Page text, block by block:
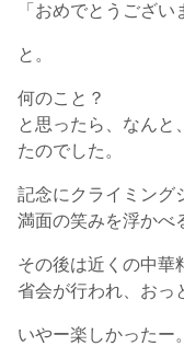
「おめでとうござい
と。
何のこと？
と思ったら、なんと
たのでした。
記念にクライミング
満面の笑みを浮かべ
その後は近くの中華
省会が行われ、おっ
いやー楽しかったー。